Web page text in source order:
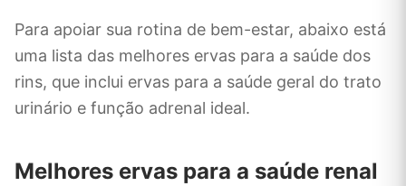
Para apoiar sua rotina de bem-estar, abaixo está
uma lista das melhores ervas para a saúde dos
rins, que inclui ervas para a saúde geral do trato
urinário e função adrenal ideal.
Melhores ervas para a saúde renal